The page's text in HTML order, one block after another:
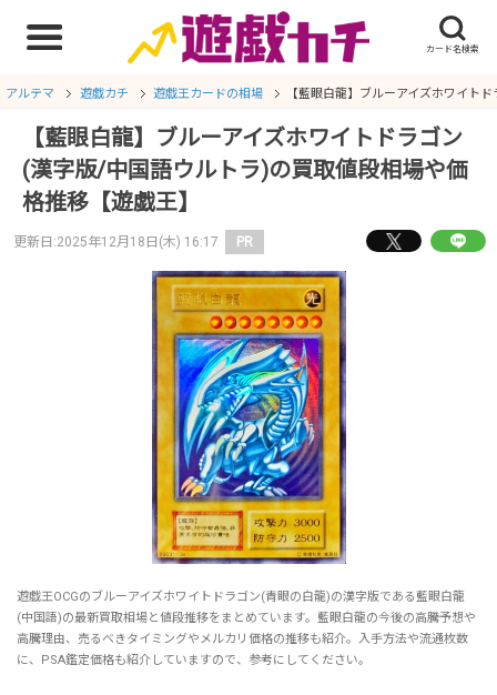
アルテマ 遊戯カチ 遊戯王カードの相場 【藍眼白龍】ブルーアイズホワイト
【藍眼白龍】ブルーアイズホワイトドラゴン
(漢字版/中国語ウルトラ)の買取値段相場や価
格推移【遊戯王】
更新日:2025年12月18日(木) 16:17 PR
遊戯王OCGのブルーアイズホワイトドラゴン(青眼の白龍)の漢字版である藍眼白龍
(中国語)の最新買取相場と値段推移をまとめています。藍眼白龍の今後の高騰予想や
高騰理由、売るべきタイミングやメルカリ価格の推移も紹介。入手方法や流通枚数
に、PSA鑑定価格も紹介していますので、参考にしてください。